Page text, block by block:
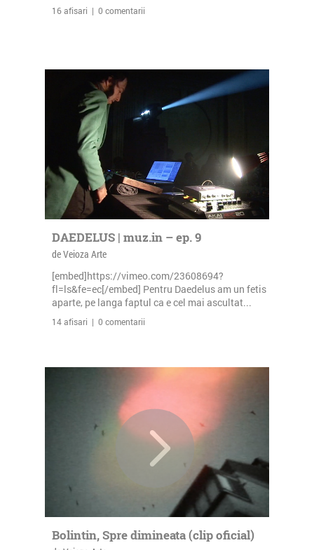
16 afisari | 0 comentarii
DAEDELUS | muz.in – ep. 9
de Veioza Arte
[embed]https://vimeo.com/23608694?
fl=ls&fe=ec[/embed] Pentru Daedelus am un fetis
aparte, pe langa faptul ca e cel mai ascultat...
14 afisari | 0 comentarii
Bolintin, Spre dimineata (clip oficial)